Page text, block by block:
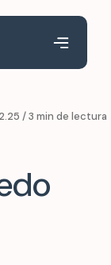
/ 3 min de lectura